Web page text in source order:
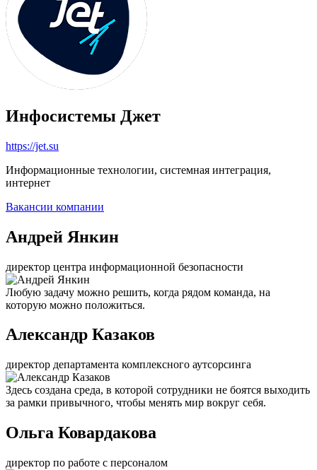
Инфосистемы Джет
https://jet.su
Информационные технологии, системная интеграция,
интернет
Вакансии компании
Андрей Янкин
директор центра информационной безопасности
Любую задачу можно решить, когда рядом команда, на
которую можно положиться.
Александр Казаков
директор департамента комплексного аутсорсинга
Здесь создана среда, в которой сотрудники не боятся выходить
за рамки привычного, чтобы менять мир вокруг себя.
Ольга Ковардакова
директор по работе с персоналом